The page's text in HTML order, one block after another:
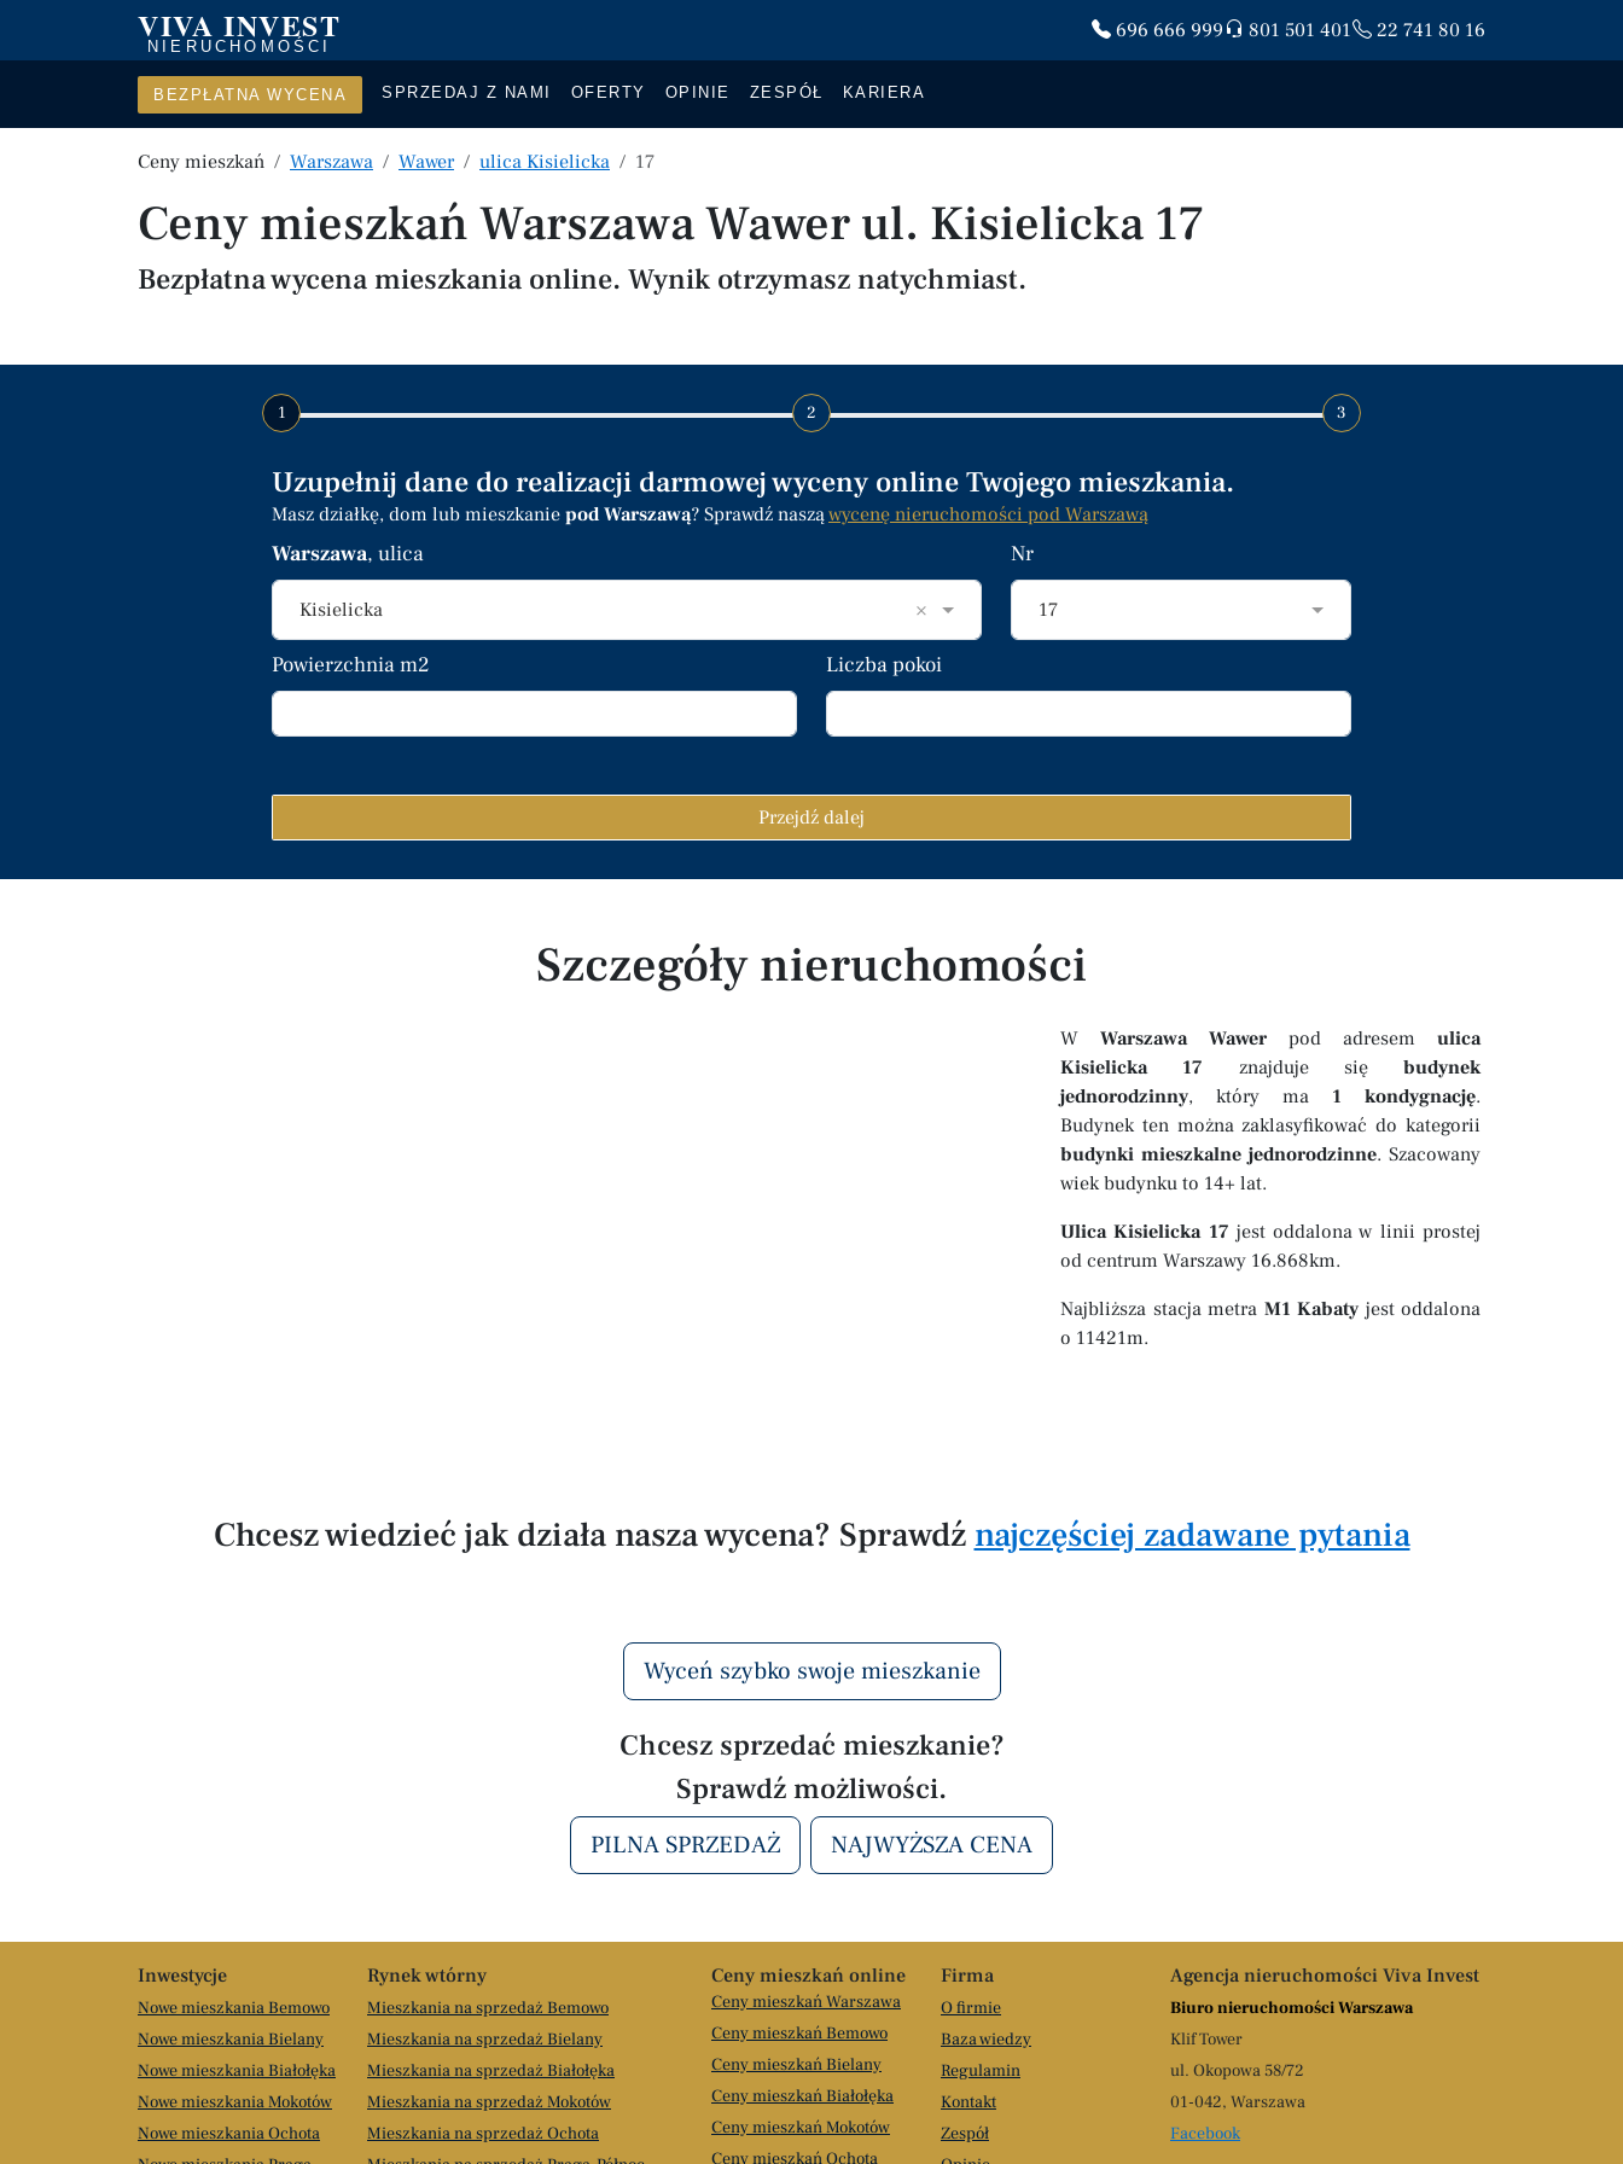
VIVA INVEST
NIERUCHOMOŚCI
696 666 999 801 501 401 22 741 80 16
BEZPŁATNA WYCENA SPRZEDAJ Z NAMI OFERTY OPINIE ZESPÓŁ KARIERA
Ceny mieszkań Warszawa Wawer ulica Kisielicka 17
Ceny mieszkań Warszawa Wawer ul. Kisielicka 17
Bezpłatna wycena mieszkania online. Wynik otrzymasz natychmiast.
1 2 3
Uzupełnij dane do realizacji darmowej wyceny online Twojego mieszkania.
Masz działkę, dom lub mieszkanie pod Warszawą? Sprawdź nasząwycenę nieruchomości pod Warszawą
Warszawa, ulica
Kisielicka ×
Nr
17
Powierzchnia m2 Liczba pokoi
Przejdź dalej
Szczegóły nieruchomości
W Warszawa Wawer pod adresem ulica
Kisielicka 17 znajduje się budynek
jednorodzinny, który ma 1 kondygnację.
Budynek ten można zaklasyfikować do kategorii
budynki mieszkalne jednorodzinne. Szacowany
wiek budynku to 14+ lat.
Ulica Kisielicka 17 jest oddalona w linii prostej
od centrum Warszawy 16.868km.
Najbliższa stacja metra M1 Kabaty jest oddalona
o 11421m.
Chcesz wiedzieć jak działa nasza wycena? Sprawdź najczęściej zadawane pytania
Wyceń szybko swoje mieszkanie
Chcesz sprzedać mieszkanie?
Sprawdź możliwości.
PILNA SPRZEDAŻ NAJWYŻSZA CENA
Inwestycje
Nowe mieszkania Bemowo
Nowe mieszkania Bielany
Nowe mieszkania Białołęka
Nowe mieszkania Mokotów
Nowe mieszkania Ochota
Rynek wtórny
Mieszkania na sprzedaż Bemowo
Mieszkania na sprzedaż Bielany
Mieszkania na sprzedaż Białołęka
Mieszkania na sprzedaż Mokotów
Mieszkania na sprzedaż Ochota
Ceny mieszkań online
Ceny mieszkań Warszawa
Ceny mieszkań Bemowo
Ceny mieszkań Bielany
Ceny mieszkań Białołęka
Ceny mieszkań Mokotów
Ceny mieszkań Ochota
Firma
O firmie
Baza wiedzy
Regulamin
Kontakt
Zespół
Agencja nieruchomości Viva Invest
Biuro nieruchomości Warszawa
Klif Tower
ul. Okopowa 58/72
01-042, Warszawa
Facebook